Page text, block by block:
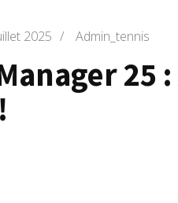
2025 / Admin_tennis
25